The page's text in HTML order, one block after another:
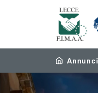
Annunci